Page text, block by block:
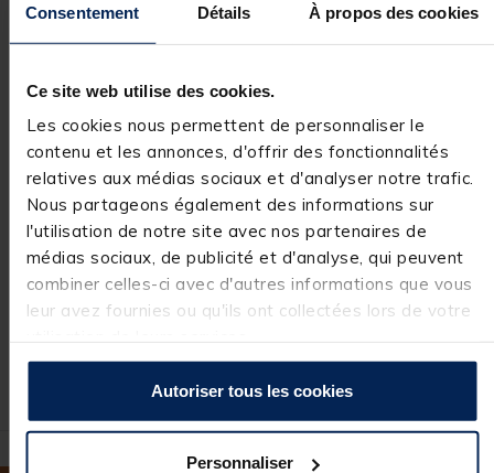
Consentement Détails À propos des cookies
Ce site web utilise des cookies.
Les cookies nous permettent de personnaliser le
contenu et les annonces, d'offrir des fonctionnalités
relatives aux médias sociaux et d'analyser notre trafic.
Nous partageons également des informations sur
l'utilisation de notre site avec nos partenaires de
médias sociaux, de publicité et d'analyse, qui peuvent
combiner celles-ci avec d'autres informations que vous
leur avez fournies ou qu'ils ont collectées lors de votre
Autoriser tous les cookies
Personnaliser
au panier
Bateau Amorceur
Deeper Quest
Chirp+
[object Object] out of 5 Customer Rating
(4)
1.849,00
€
Ajouter au panier
Expédition sous 7
jours
Bateau amorceur
carpe team
carpfishing Process
bait boat
[object Object] out of 5
(55)
Price reduced from
129,00 €to
90,30 € Ajouter au
Expédition sous 24 h